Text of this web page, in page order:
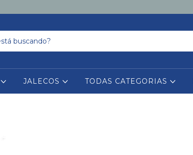
JALECOS TODAS CATEGORIAS